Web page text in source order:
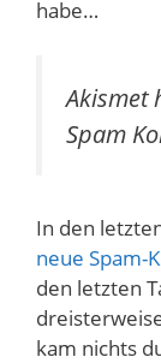
habe…
Akismet
Spam
In den
neue Spam-
den letzten
kam nichts